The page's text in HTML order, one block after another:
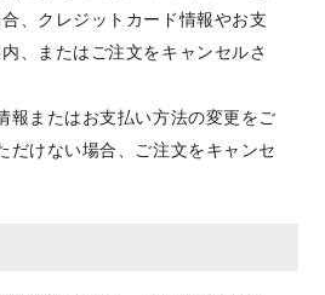
、クレジットカード情報やお支
、またはご注文をキャンセルさ
報またはお支払い方法の変更をご
だけない場合、ご注文をキャンセ